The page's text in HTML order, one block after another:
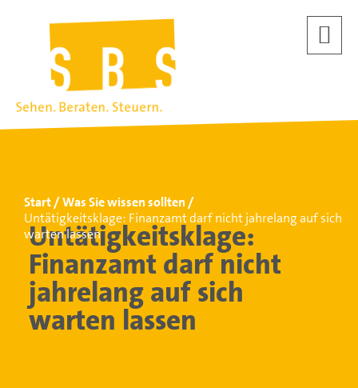
Start
Was Sie wissen sollten
Untätigkeitsklage: Finanzamt darf nicht jahrelang auf sich
warten lassen
Untätigkeitsklage:
Finanzamt darf nicht
jahrelang auf sich
warten lassen